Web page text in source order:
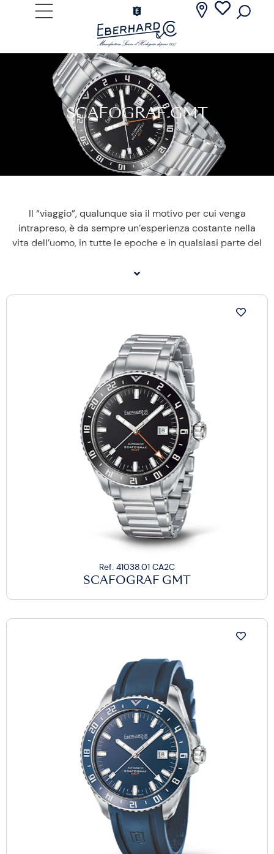
SCAFOGRAF GMT
Il “viaggio”, qualunque sia il motivo per cui venga
intrapreso, è da sempre un’esperienza costante nella
vita dell’uomo, in tutte le epoche e in qualsiasi parte del
incontro e di svago, ma anche strumento di conoscenza
GMT, un orologio automatico in acciaio con lunetta in
fuso orario.
Ref. 41038.01 CA2C
SCAFOGRAF GMT